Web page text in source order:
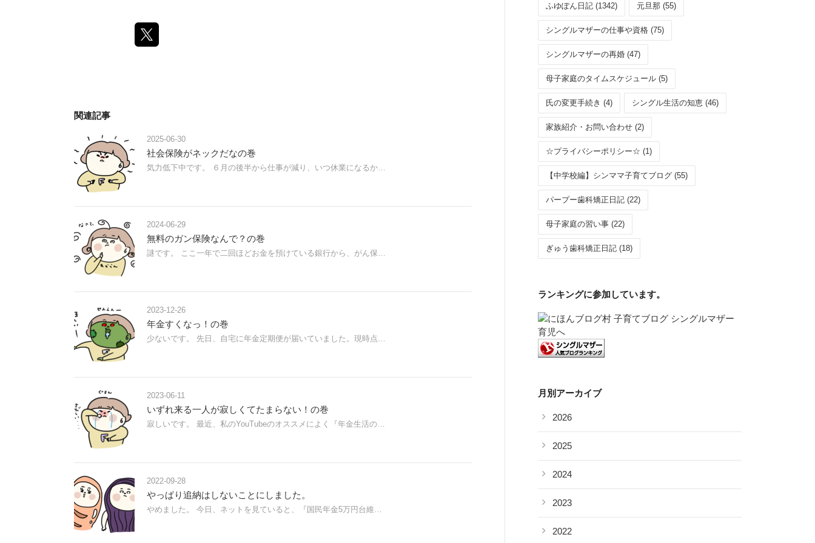
関連記事
2025-06-30
社会保険がネックだなの巻
気力低下中です。 ６月の後半から仕事が減り、いつ休業になるか…
2024-06-29
無料のガン保険なんで？の巻
謎です。 ここ一年で二回ほどお金を預けている銀行から、がん保…
2023-12-26
年金すくなっ！の巻
少ないです。 先日、自宅に年金定期便が届いていました。現時点…
2023-06-11
いずれ来る一人が寂しくてたまらない！の巻
寂しいです。 最近、私のYouTubeのオススメによく『年金生活の…
2022-09-28
やっぱり追納はしないことにしました。
やめました。 今日、ネットを見ていると、『国民年金5万円台維…
ふゆぽん日記 (1342) 元旦那 (55)
シングルマザーの仕事や資格 (75)
シングルマザーの再婚 (47)
母子家庭のタイムスケジュール (5)
氏の変更手続き (4) シングル生活の知恵 (46)
家族紹介・お問い合わせ (2)
☆プライバシーポリシー☆ (1)
【中学校編】シンママ子育てブログ (55)
パープー歯科矯正日記 (22)
母子家庭の習い事 (22)
ぎゅう歯科矯正日記 (18)
ランキングに参加しています。
月別アーカイブ
2026
2025
2024
2023
2022